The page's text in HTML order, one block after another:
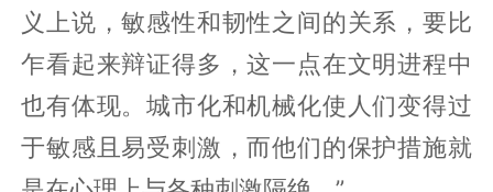
义上说，敏感性和韧性之间的关系，要比
乍看起来辩证得多，这一点在文明进程中
也有体现。城市化和机械化使人们变得过
于敏感且易受刺激，而他们的保护措施就